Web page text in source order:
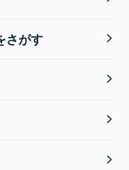
さがす